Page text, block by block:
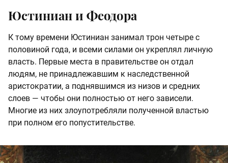
Юстиниан и Феодора
К тому времени Юстиниан занимал трон четыре с
половиной года, и всеми силами он укреплял личную
власть. Первые места в правительстве он отдал
людям, не принадлежавшим к наследственной
аристократии, а поднявшимся из низов и средних
слоев — чтобы они полностью от него зависели.
Многие из них злоупотребляли полученной властью
при полном его попустительстве.